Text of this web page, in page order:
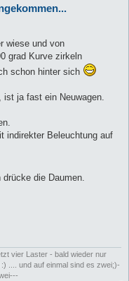
wiese und von
grad Kurve zirkeln
schon hinter sich
ja fast ein Neuwagen.
indirekter Beleuchtung auf
drücke die Daumen.
vier Laster - bald wieder nur
.... und auf einmal sind es zwei;)-